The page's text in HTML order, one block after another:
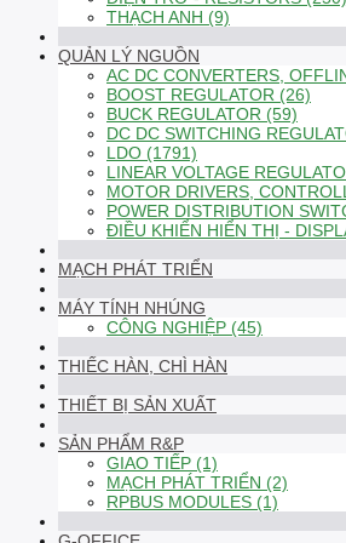
THẠCH ANH (9)
QUẢN LÝ NGUỒN
AC DC CONVERTERS,
BOOST REGULATOR (26)
BUCK REGULATOR (59)
DC DC SWITCHING
LDO (1791)
LINEAR VOLTAGE
MOTOR DRIVERS,
POWER DISTRIBUTION
ĐIỀU KHIỂN HIỂN THỊ -
MẠCH PHÁT TRIỂN
MÁY TÍNH NHÚNG
CÔNG NGHIỆP (45)
THIẾC HÀN, CHÌ HÀN
THIẾT BỊ SẢN XUẤT
SẢN PHẨM R&P
GIAO TIẾP (1)
MẠCH PHÁT TRIỂN (2)
RPBUS MODULES (1)